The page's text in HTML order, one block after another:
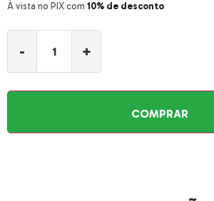
À vista no PIX com 10% de desconto
- +
COMPRAR